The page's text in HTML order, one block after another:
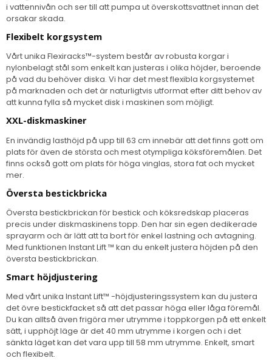
i vattennivån och ser till att pumpa ut överskottsvattnet innan det
orsakar skada.
Flexibelt korgsystem
Vårt unika Flexiracks™-system består av robusta korgar i
nylonbelagt stål som enkelt kan justeras i olika höjder, beroende
på vad du behöver diska. Vi har det mest flexibla korgsystemet
på marknaden och det är naturligtvis utformat efter ditt behov av
att kunna fylla så mycket disk i maskinen som möjligt.
XXL-diskmaskiner
En invändig lasthöjd på upp till 63 cm innebär att det finns gott om
plats för även de största och mest otympliga köksföremålen. Det
finns också gott om plats för höga vinglas, stora fat och mycket
mer.
Översta bestickbricka
Översta bestickbrickan för bestick och köksredskap placeras
precis under diskmaskinens topp. Den har sin egen dedikerade
sprayarm och är lätt att ta bort för enkel lastning och avtagning.
Med funktionen Instant Lift ™ kan du enkelt justera höjden på den
översta bestickbrickan.
Smart höjdjustering
Med vårt unika Instant Lift™ -höjdjusteringssystem kan du justera
det övre bestickfacket så att det passar höga eller låga föremål.
Du kan alltså även frigöra mer utrymme i toppkorgen på ett enkelt
sätt, i upphöjt läge är det 40 mm utrymme i korgen och i det
sänkta läget kan det vara upp till 58 mm utrymme. Enkelt, smart
och flexibelt.